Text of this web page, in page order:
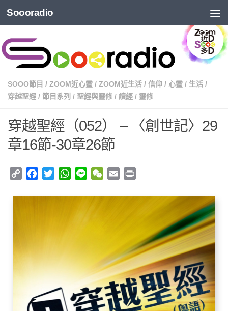
Soooradio
SOOO節目 / ZOOM近心靈 / ZOOM近生活 / 信仰 / 心靈 / 生活 /
穿越聖經 / 節目系列 / 聖經與靈修 / 讀經 / 靈修
穿越聖經（052） – 〈創世記〉29
章16節-30章26節
Copy
Facebook
TwitterWhatsApp
Line WeChat
Email